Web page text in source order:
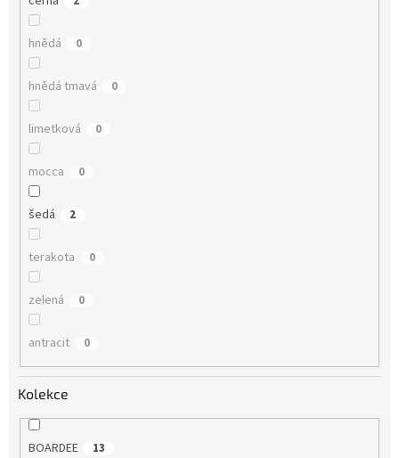
hnědá 0
hnědá tmavá 0
limetková 0
mocca 0
šedá 2
terakota 0
zelená 0
antracit 0
Kolekce
BOARDEE 13